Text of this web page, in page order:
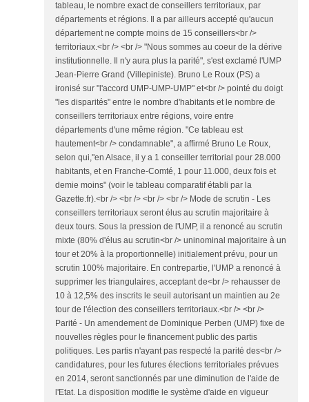
tableau, le nombre exact de conseillers territoriaux, par
départements et régions. Il a par ailleurs accepté qu'aucun
département ne compte moins de 15 conseillers<br />
territoriaux.<br /> <br /> "Nous sommes au coeur de la dérive
institutionnelle. Il n'y aura plus la parité", s'est exclamé l'UMP
Jean-Pierre Grand (Villepiniste). Bruno Le Roux (PS) a
ironisé sur "l'accord UMP-UMP-UMP" et<br /> pointé du doigt
"les disparités" entre le nombre d'habitants et le nombre de
conseillers territoriaux entre régions, voire entre
départements d'une même région. "Ce tableau est
hautement<br /> condamnable", a affirmé Bruno Le Roux,
selon qui,"en Alsace, il y a 1 conseiller territorial pour 28.000
habitants, et en Franche-Comté, 1 pour 11.000, deux fois et
demie moins" (voir le tableau comparatif établi par la
Gazette.fr).<br /> <br /> <br /> <br /> Mode de scrutin - Les
conseillers territoriaux seront élus au scrutin majoritaire à
deux tours. Sous la pression de l'UMP, il a renoncé au scrutin
mixte (80% d'élus au scrutin<br /> uninominal majoritaire à un
tour et 20% à la proportionnelle) initialement prévu, pour un
scrutin 100% majoritaire. En contrepartie, l'UMP a renoncé à
supprimer les triangulaires, acceptant de<br /> rehausser de
10 à 12,5% des inscrits le seuil autorisant un maintien au 2e
tour de l'élection des conseillers territoriaux.<br /> <br />
Parité - Un amendement de Dominique Perben (UMP) fixe de
nouvelles règles pour le financement public des partis
politiques. Les partis n'ayant pas respecté la parité des<br />
candidatures, pour les futures élections territoriales prévues
en 2014, seront sanctionnés par une diminution de l'aide de
l'Etat. La disposition modifie le système d'aide en vigueur